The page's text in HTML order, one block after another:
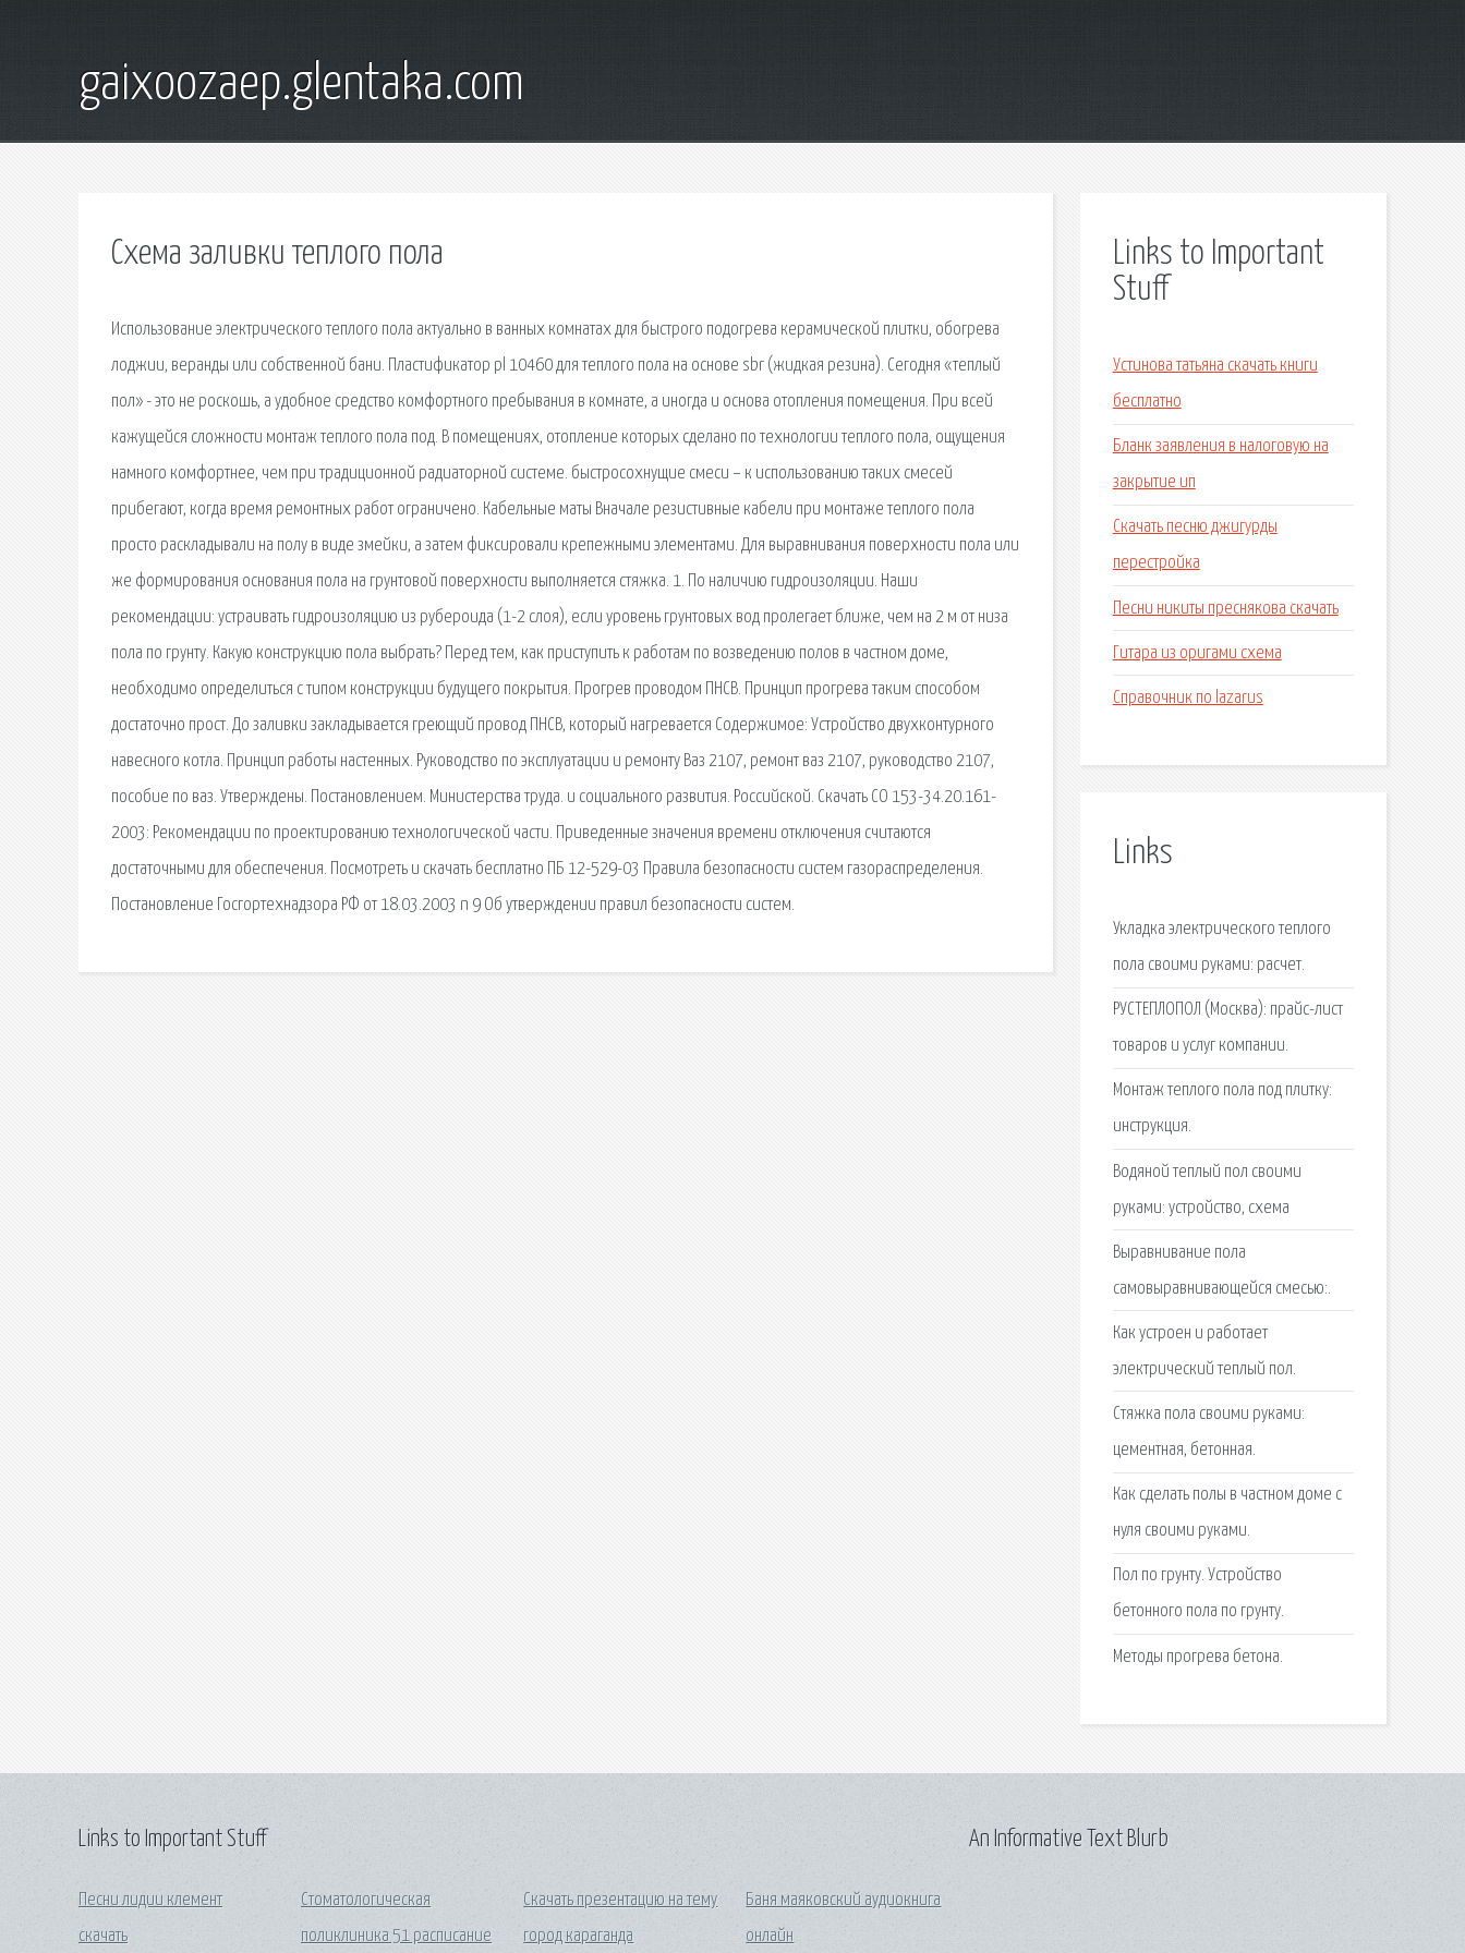
gaixoozaep.glentaka.com
Схема заливки теплого пола
Использование электрического теплого пола актуально в ванных комнатах для быстрого подогрева керамической плитки, обогрева
лоджии, веранды или собственной бани. Пластификатор pl 10460 для теплого пола на основе sbr (жидкая резина). Сегодня «теплый
пол» - это не роскошь, а удобное средство комфортного пребывания в комнате, а иногда и основа отопления помещения. При всей
кажущейся сложности монтаж теплого пола под. В помещениях, отопление которых сделано по технологии теплого пола, ощущения
намного комфортнее, чем при традиционной радиаторной системе. быстросохнущие смеси – к использованию таких смесей
прибегают, когда время ремонтных работ ограничено. Кабельные маты Вначале резистивные кабели при монтаже теплого пола
просто раскладывали на полу в виде змейки, а затем фиксировали крепежными элементами. Для выравнивания поверхности пола или
же формирования основания пола на грунтовой поверхности выполняется стяжка. 1. По наличию гидроизоляции. Наши
рекомендации: устраивать гидроизоляцию из рубероида (1-2 слоя), если уровень грунтовых вод пролегает ближе, чем на 2 м от низа
пола по грунту. Какую конструкцию пола выбрать? Перед тем, как приступить к работам по возведению полов в частном доме,
необходимо определиться с типом конструкции будущего покрытия. Прогрев проводом ПНСВ. Принцип прогрева таким способом
достаточно прост. До заливки закладывается греющий провод ПНСВ, который нагревается Содержимое: Устройство двухконтурного
навесного котла. Принцип работы настенных. Руководство по эксплуатации и ремонту Ваз 2107, ремонт ваз 2107, руководство 2107,
пособие по ваз. Утверждены. Постановлением. Министерства труда. и социального развития. Российской. Скачать СО 153-34.20.161-
2003: Рекомендации по проектированию технологической части. Приведенные значения времени отключения считаются
достаточными для обеспечения. Посмотреть и скачать бесплатно ПБ 12-529-03 Правила безопасности систем газораспределения.
Постановление Госгортехнадзора РФ от 18.03.2003 n 9 Об утверждении правил безопасности систем.
Links to Important
Stuff
Устинова татьяна скачать книги
бесплатно
Бланк заявления в налоговую на
закрытие ип
Скачать песню джигурды
перестройка
Песни никиты преснякова скачать
Гитара из оригами схема
Справочник по lazarus
Links
Укладка электрического теплого
пола своими руками: расчет.
РУСТЕПЛОПОЛ (Москва): прайс-лист
товаров и услуг компании.
Монтаж теплого пола под плитку:
инструкция.
Водяной теплый пол своими
руками: устройство, схема
Выравнивание пола
самовыравнивающейся смесью:.
Как устроен и работает
электрический теплый пол.
Стяжка пола своими руками:
цементная, бетонная.
Как сделать полы в частном доме с
нуля своими руками.
Пол по грунту. Устройство
бетонного пола по грунту.
Методы прогрева бетона.
Links to Important Stuff
Песни лидии клемент
скачать
Стоматологическая
поликлиника 51 расписание
Скачать презентацию на тему
город караганда
Баня маяковский аудиокнига
онлайн
An Informative Text Blurb